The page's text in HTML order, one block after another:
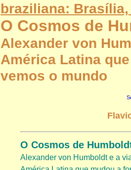
braziliana:
O Cosmos de
Alexander von
América Latina
vemos o mundo
O Cosmos de
Alexander von Humboldt e a